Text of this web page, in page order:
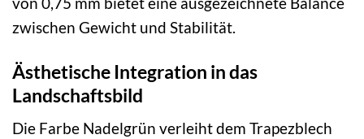
zwischen Gewicht und Stabilität.
Ästhetische Integration in das
Landschaftsbild
Die Farbe Nadelgrün verleiht dem Trapezblech